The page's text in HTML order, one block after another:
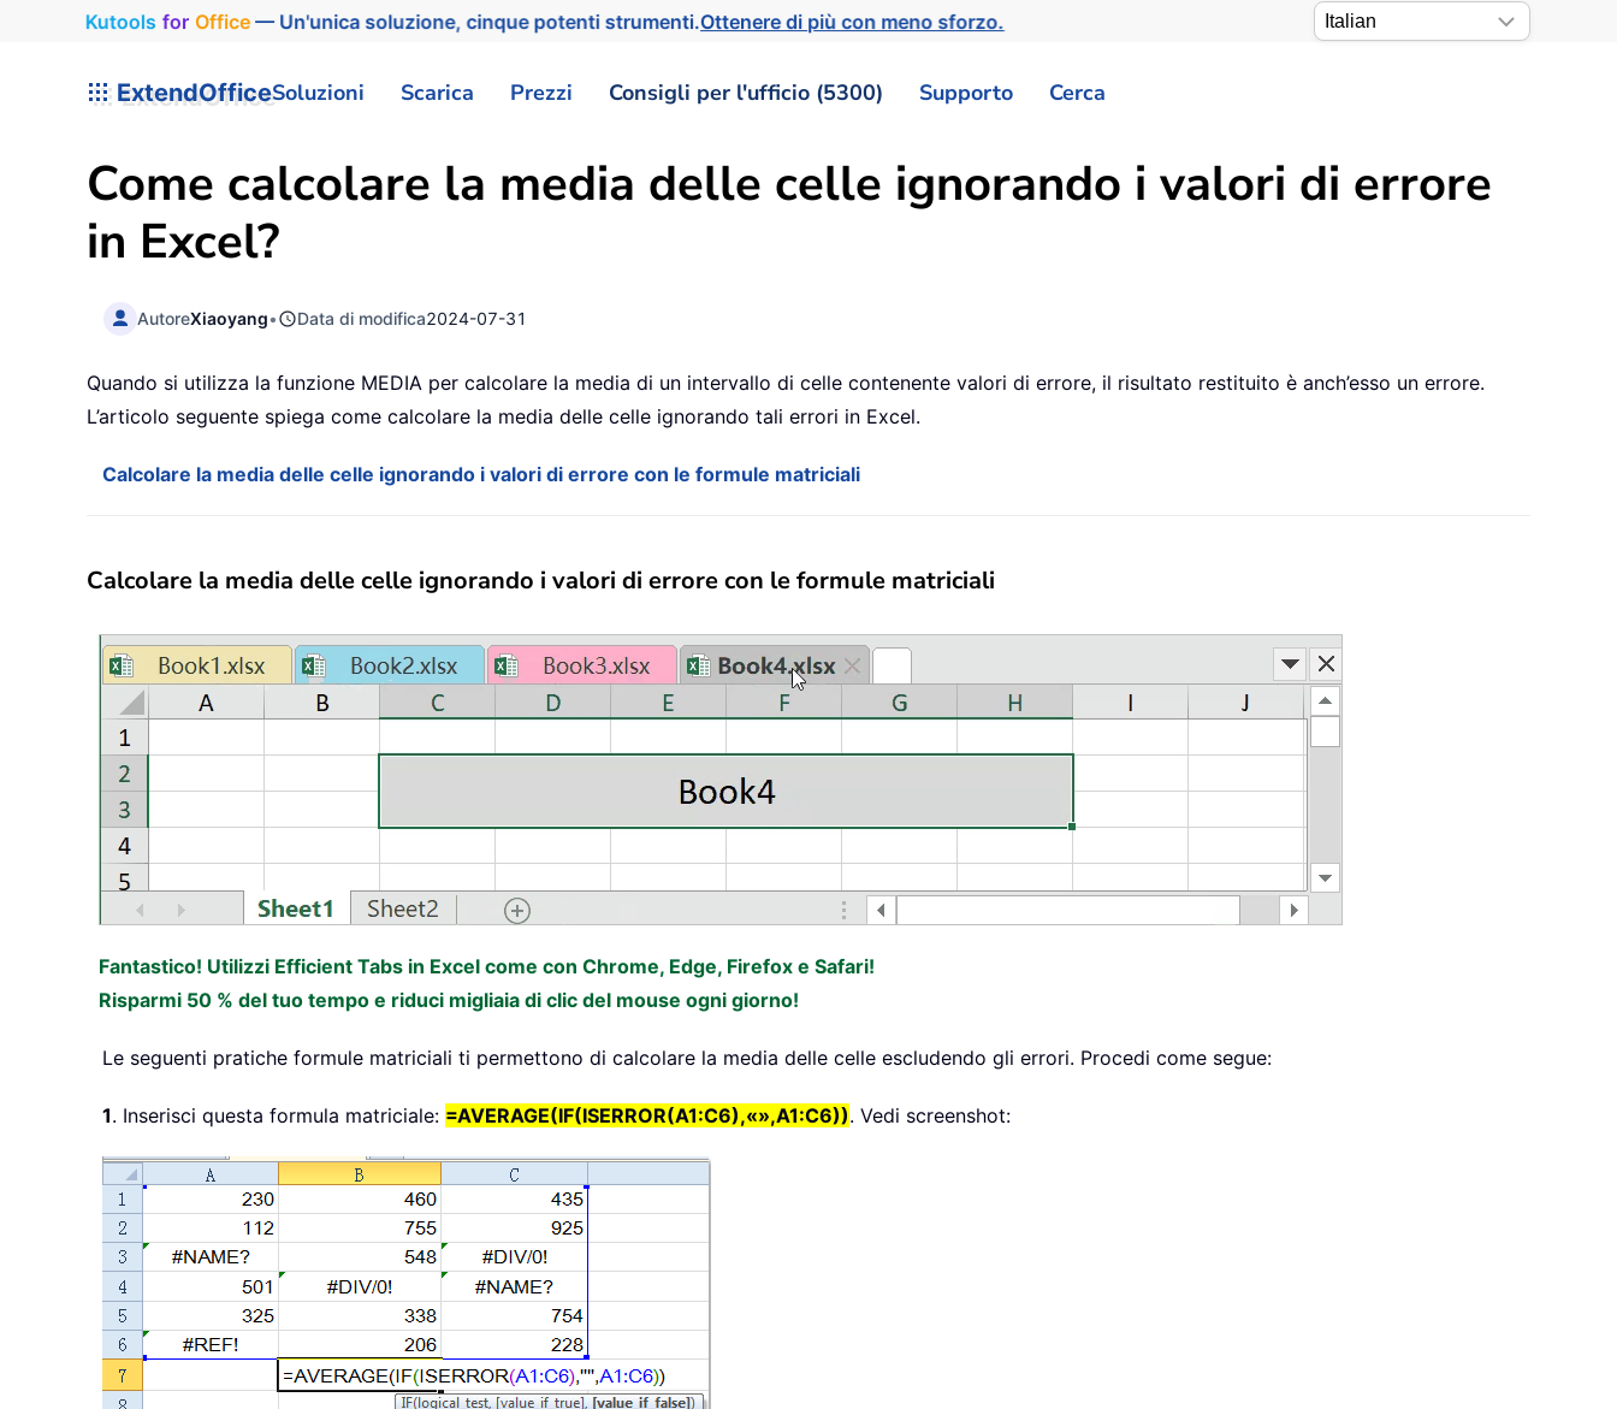
Kutools for Office— Un'unica soluzione, cinque potenti strumenti.Ottenere di più con meno sforzo.
ExtendOfficeSoluzioni Scarica Prezzi Consigli per l'ufficio (5300) Supporto Cerca
Come calcolare la media delle celle ignorando i valori di errore
in Excel?
AutoreXiaoyang• Data di modifica2024-07-31
Quando si utilizza la funzione MEDIA per calcolare la media di un intervallo di celle contenente valori di errore, il risultato restituito è anch’esso un errore.
L’articolo seguente spiega come calcolare la media delle celle ignorando tali errori in Excel.
Calcolare la media delle celle ignorando i valori di errore con le formule matriciali
Calcolare la media delle celle ignorando i valori di errore con le formule matriciali
Fantastico! Utilizzi Efficient Tabs in Excel come con Chrome, Edge, Firefox e Safari!
Risparmi 50 % del tuo tempo e riduci migliaia di clic del mouse ogni giorno!
Le seguenti pratiche formule matriciali ti permettono di calcolare la media delle celle escludendo gli errori. Procedi come segue:
1. Inserisci questa formula matriciale: =AVERAGE(IF(ISERROR(A1:C6),«»,A1:C6)). Vedi screenshot: